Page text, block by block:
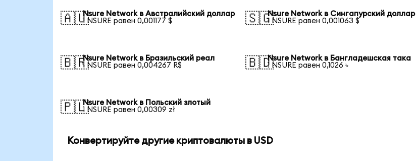
🇦🇺Nsure Network в Австралийский доллар
1 NSURE равен 0,001177 $
🇸🇬Nsure Network в Сингапурский доллар
1 NSURE равен 0,001063 $
🇧🇷Nsure Network в Бразильский реал
1 NSURE равен 0,004267 R$
🇧🇩Nsure Network в Бангладешская така
1 NSURE равен 0,1026 ৳
🇵🇱Nsure Network в Польский злотый
1 NSURE равен 0,00309 zł
Конвертируйте другие криптовалюты в USD